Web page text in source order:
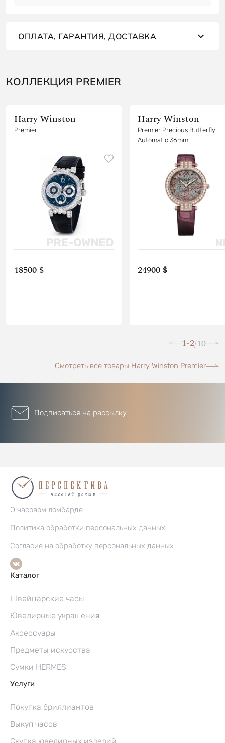
ОПЛАТА, ГАРАНТИЯ, ДОСТАВКА
КОЛЛЕКЦИЯ PREMIER
Harry Winston
Premier
18500 $
Harry Winston
Premier Precious Butterfly
Automatic 36mm
24900 $
1-2/10
Смотреть все товары Harry Winston Premier
Подписаться на рассылку
О часовом ломбарде
Политика обработки персональных данных
Согласие на обработку персональных данных
Каталог
Швейцарские часы
Ювелирные украшения
Аксессуары
Предметы искусства
Сумки HERMES
Услуги
Покупка бриллиантов
Выкуп часов
Скупка ювелирных изделий